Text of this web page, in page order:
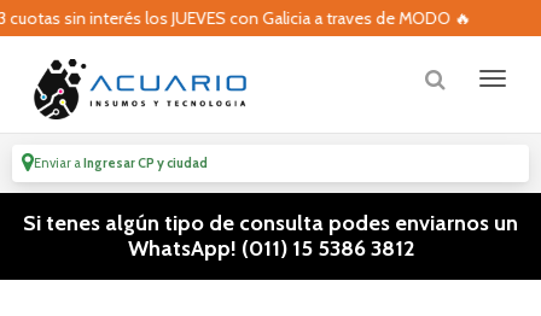
sin interés los JUEVES con Galicia a traves de MODO 🔥
Enviar aIngresar CP y ciudad
Si tenes algún tipo de consulta podes enviarnos un
WhatsApp! (011) 15 5386 3812